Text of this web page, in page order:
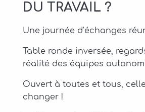
DU TRAVAIL ?
Une journée d’échanges
Table ronde inversée,
réalité des équipes
Ouvert à toutes et tous,
changer !